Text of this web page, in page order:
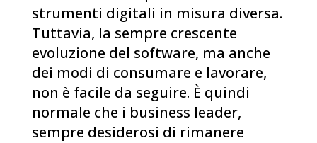
strumenti digitali in misura diversa.
Tuttavia, la sempre crescente
evoluzione del software, ma anche
dei modi di consumare e lavorare,
non è facile da seguire. È quindi
normale che i business leader,
sempre desiderosi di rimanere